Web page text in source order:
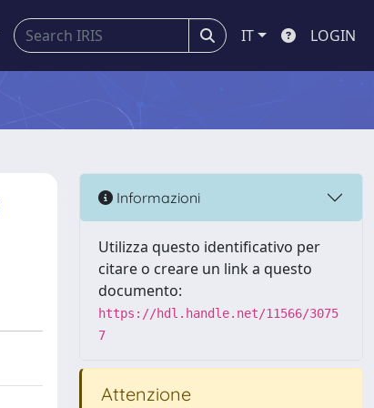
IT LOGIN
Informazioni
Utilizza questo identificativo per
citare o creare un link a questo
documento:
https://hdl.handle.net/11566/3075
7
Attenzione